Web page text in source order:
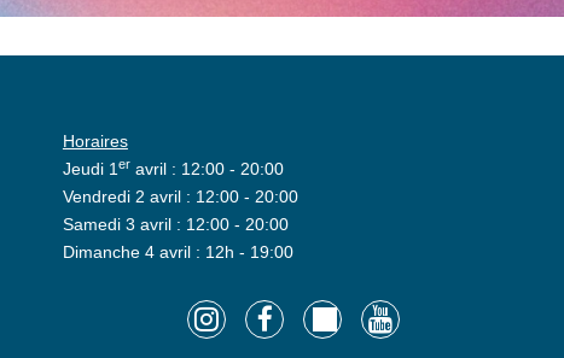
Horaires
Jeudi 1eravril : 12:00 - 20:00
Vendredi 2 avril : 12:00 - 20:00
Samedi 3 avril : 12:00 - 20:00
Dimanche 4 avril : 12h - 19:00